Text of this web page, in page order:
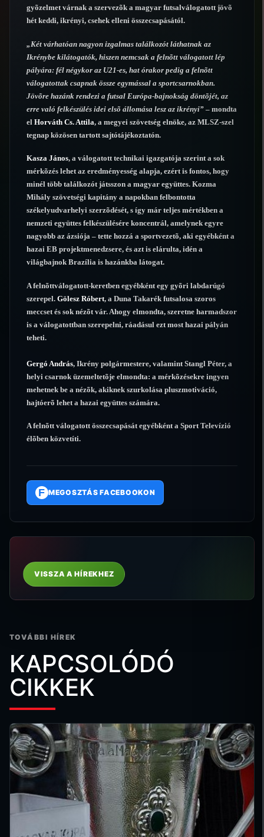
gyõzelmet várnak a szervezõk a magyar futsalválogatott jövõ
hét keddi, ikrényi, csehek elleni összecsapásától.
„Két várhatóan nagyon izgalmas találkozót láthatnak az
Ikrénybe kilátogatók, hiszen nemcsak a felnõtt válogatott lép
pályára: fél négykor az U21-es, hat órakor pedig a felnõtt
válogatottak csapnak össze egymással a sportcsarnokban.
Jövõre hazánk rendezi a futsal Európa-bajnokság döntõjét, az
erre való felkészülés idei elsõ állomása lesz az ikrényi” – mondta
el Horváth Cs. Attila, a megyei szövetség elnöke, az MLSZ-szel
tegnap közösen tartott sajtótájékoztatón.
Kasza János, a válogatott technikai igazgatója szerint a sok
mérkõzés lehet az eredményesség alapja, ezért is fontos, hogy
minél több találkozót játsszon a magyar együttes. Kozma
Mihály szövetségi kapitány a napokban felbontotta
székelyudvarhelyi szerzõdését, s így már teljes mértékben a
nemzeti együttes felkészülésére koncentrál, amelynek egyre
nagyobb az ázsiója – tette hozzá a sportvezetõ, aki egyébként a
hazai EB projektmenedzsere, és azt is elárulta, idén a
világbajnok Brazília is hazánkba látogat.
A felnõttválogatott-keretben egyébként egy gyõri labdarúgó
szerepel. Gölesz Róbert, a Duna Takarék futsalosa szoros
meccset és sok nézõt vár. Ahogy elmondta, szeretne harmadszor
is a válogatottban szerepelni, ráadásul ezt most hazai pályán
teheti.
Gergó András, Ikrény polgármestere, valamint Stangl Péter, a
helyi csarnok üzemeltetõje elmondta: a mérkõzésekre ingyen
mehetnek be a nézõk, akiknek szurkolása pluszmotiváció,
hajtóerõ lehet a hazai együttes számára.
A felnõtt válogatott összecsapását egyébként a Sport Televízió
élõben közvetíti.
F MEGOSZTÁS FACEBOOKON
VISSZA A HÍREKHEZ
TOVÁBBI HÍREK
KAPCSOLÓDÓ
CIKKEK